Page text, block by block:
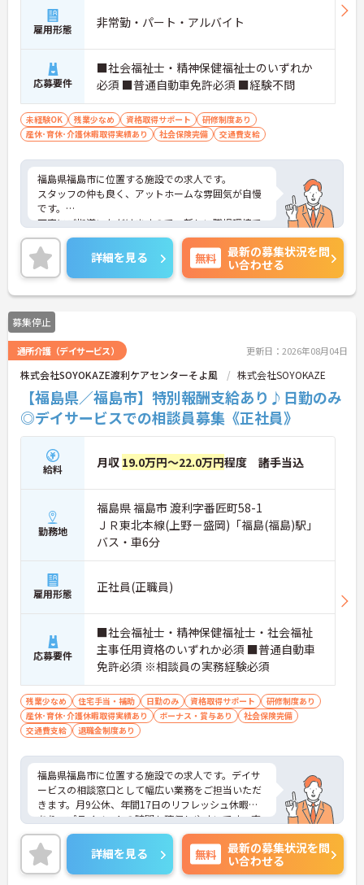
雇用形態 非常勤・パート・アルバイト
応募要件
■社会福祉士・精神保健福祉士のいずれか
必須 ■普通自動車免許必須 ■経験不問
未経験OK 残業少なめ 資格取得サポート
研修制度あり
産休･育休･介護休暇取得実績あり
社会保険完備 交通費支給
福島県福島市に位置する施設での求人です。
スタッフの仲も良く、アットホームな雰囲気が自慢
です。
丁寧にご指導いただけますので、新しい職場環境で
も安心してご就業していただけます。
ご興味ある方には、面接対策ポイントなど、詳細を
お話しいたしますのでお気軽にご相談ください。
詳細を見る 無料
最新の募集状況を問
い合わせる
募集停止
通所介護（デイサービス） 更新日：2026年08月04日
株式会社SOYOKAZE渡利ケアセンターそよ風 株式会社SOYOKAZE
【福島県／福島市】特別報酬支給あり♪日勤のみ
◎デイサービスでの相談員募集《正社員》
給料 月収 19.0万円～22.0万円程度 諸手当込
勤務地
福島県 福島市 渡利字番匠町58-1
ＪＲ東北本線(上野－盛岡)「福島(福島)駅」
バス・車6分
雇用形態 正社員(正職員)
応募要件
■社会福祉士・精神保健福祉士・社会福祉
主事任用資格のいずれか必須 ■普通自動車
免許必須 ※相談員の実務経験必須
残業少なめ 住宅手当・補助 日勤のみ 資格取得サポート
研修制度あり
産休･育休･介護休暇取得実績あり
ボーナス・賞与あり
社会保険完備
交通費支給
退職金制度あり
福島県福島市に位置する施設での求人です。デイサ
ービスの相談窓口として幅広い業務をご担当いただ
きます。月9公休、年間17日のリフレッシュ休暇も
あり、プライベートの時間も確保しやすいです。充
実した福利厚生等の待遇面の良さも魅力も魅力で
す。ご興味のある方には、面接対策ポイントなど、
さらに詳細をお話ししますのでお気軽にご相談くだ
さい！
詳細を見る 無料
最新の募集状況を問
い合わせる